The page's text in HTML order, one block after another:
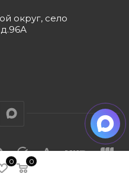
0 0
округ, село